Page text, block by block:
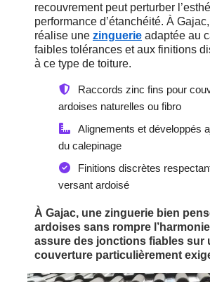
recouvrement peut perturber
performance d’étanchéité. À
réalise une zinguerie adaptée au
faibles tolérances et aux finitions
à ce type de toiture.
Raccords zinc fins pour
ardoises naturelles ou fibro
Alignements et développés
du calepinage
Finitions discrètes
versant ardoisé
À Gajac, une zinguerie bien
ardoises sans rompre
assure des jonctions fiables sur
couverture particulièrement